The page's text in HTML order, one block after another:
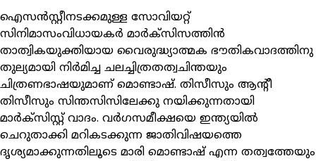
ഐസന്‍സ്റ്റീനടക്കമുള്ള സോവിയറ്റ്
സിനിമാസംവിധായകര്‍ മാര്‍ക്സിസത്തിന്‍
താത്വികയുക്തിയായ വൈരുദ്ധ്യാത്മക ഭൗതികവാദത്തിനു
തുല്യമായി നിര്‍മിച്ച ചലച്ചിത്രതത്വചിന്തയും
ചിത്രണഭാഷയുമാണ് മൊണ്ടാഷ്. തിസീസും ആന്റീ
തിസീസും സിന്തസിസിലേക്കു നയിക്കുന്നതായി
മാര്‍ക്സിസ്റ്റ് വാദം. വര്‍ഗസമീക്ഷയെ ഇന്ത്യയില്‍
ചെറുതാക്കി മറികടക്കുന്ന ജാതിവിഷയത്തെ
ദൃശ്യമാക്കുന്നതിലൂടെ മാരി മൊണ്ടാഷ് എന്ന തത്വത്തേയും